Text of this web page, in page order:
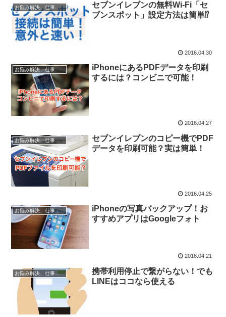
お悩み解決、仕事に役立つ情報
セブンイレブンの無料Wi-Fi「セ
ブンスポット」設定方法は簡単⁉︎
2016.04.30
お悩み解決、仕事に役立つ情報
iPhoneにあるPDFデータを印刷
するには？コンビニで可能！
2016.04.27
お悩み解決、仕事に役立つ情報
セブンイレブンのコピー機でPDF
データを印刷可能？実は簡単！
2016.04.25
お悩み解決、仕事に役立つ情報
iPhoneの写真バックアップ！お
すすめアプリはGoogleフォト
2016.04.21
お悩み解決、仕事に役立つ情報
携帯利用停止で繋がらない！でも
LINEはココなら使える